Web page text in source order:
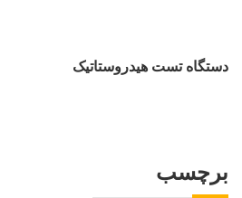
دستگاه تست هیدروستاتیک
برچسب